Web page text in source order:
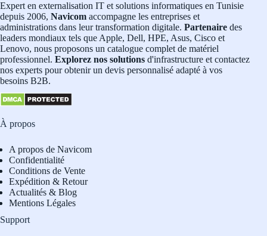
Expert en externalisation IT et solutions informatiques en Tunisie
depuis 2006, Navicom accompagne les entreprises et
administrations dans leur transformation digitale. Partenaire des
leaders mondiaux tels que Apple, Dell, HPE, Asus, Cisco et
Lenovo, nous proposons un catalogue complet de matériel
professionnel. Explorez nos solutions d'infrastructure et contactez
nos experts pour obtenir un devis personnalisé adapté à vos
besoins B2B.
À propos
A propos de Navicom
Confidentialité
Conditions de Vente
Expédition & Retour
Actualités & Blog
Mentions Légales
Support